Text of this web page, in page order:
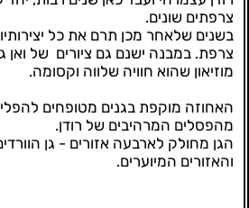
צרפתים שונים.
בשנים שלאחר מכן תרם את כל
צרפת. במבנה ישנם גם ציורים של ואן
מוזיאון שהוא חוויה שלווה וקסומה.
האחוזה מוקפת בגנים מטופחים
מהפסלים המרהיבים של רודן.
הגן מחולק לארבעה אזורים - גן
והאזורים המיוערים.